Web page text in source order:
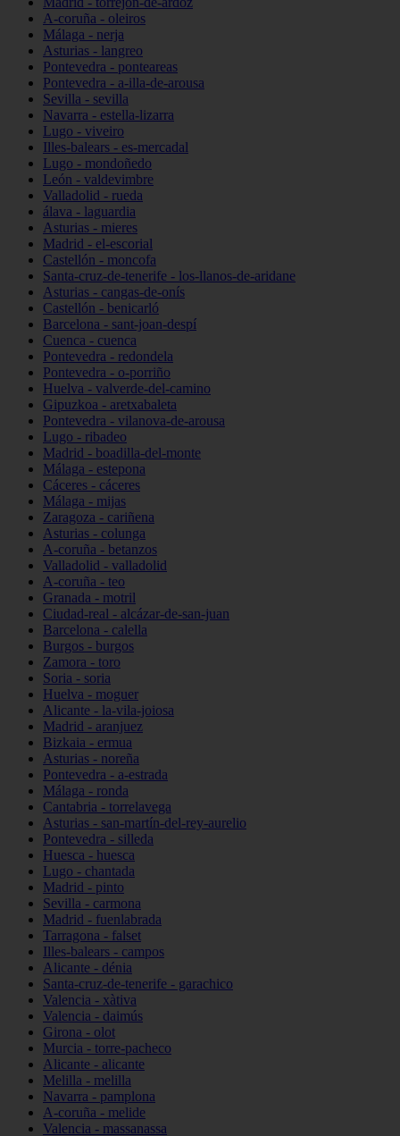
A-coruña - oleiros
Málaga - nerja
Asturias - langreo
Pontevedra - ponteareas
Pontevedra - a-illa-de-arousa
Sevilla - sevilla
Navarra - estella-lizarra
Lugo - viveiro
Illes-balears - es-mercadal
Lugo - mondoñedo
León - valdevimbre
Valladolid - rueda
álava - laguardia
Asturias - mieres
Madrid - el-escorial
Castellón - moncofa
Santa-cruz-de-tenerife - los-llanos-de-aridane
Asturias - cangas-de-onís
Castellón - benicarló
Barcelona - sant-joan-despí
Cuenca - cuenca
Pontevedra - redondela
Pontevedra - o-porriño
Huelva - valverde-del-camino
Gipuzkoa - aretxabaleta
Pontevedra - vilanova-de-arousa
Lugo - ribadeo
Madrid - boadilla-del-monte
Málaga - estepona
Cáceres - cáceres
Málaga - mijas
Zaragoza - cariñena
Asturias - colunga
A-coruña - betanzos
Valladolid - valladolid
A-coruña - teo
Granada - motril
Ciudad-real - alcázar-de-san-juan
Barcelona - calella
Burgos - burgos
Zamora - toro
Soria - soria
Huelva - moguer
Alicante - la-vila-joiosa
Madrid - aranjuez
Bizkaia - ermua
Asturias - noreña
Pontevedra - a-estrada
Málaga - ronda
Cantabria - torrelavega
Asturias - san-martín-del-rey-aurelio
Pontevedra - silleda
Huesca - huesca
Lugo - chantada
Madrid - pinto
Sevilla - carmona
Madrid - fuenlabrada
Tarragona - falset
Illes-balears - campos
Alicante - dénia
Santa-cruz-de-tenerife - garachico
Valencia - xàtiva
Valencia - daimús
Girona - olot
Murcia - torre-pacheco
Alicante - alicante
Melilla - melilla
Navarra - pamplona
A-coruña - melide
Valencia - massanassa